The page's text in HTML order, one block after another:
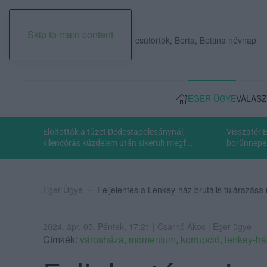
Skip to main content
2026. augusztus 06., csütörtök, Berta, Bettina névnap
EGER ÜGYE
Eloltották a tüzet Dédestapolcsánynál,
kilencórás küzdelem után sikerült megf...
Visszatér
Eger Ügye Feljelentés a Lenkey-ház brutális túlárazása
2024. ápr. 05. Péntek, 17:21 | Csarnó Ákos | Eger ügye
Címkék: városháza, momentum, korrupció, lenkey-